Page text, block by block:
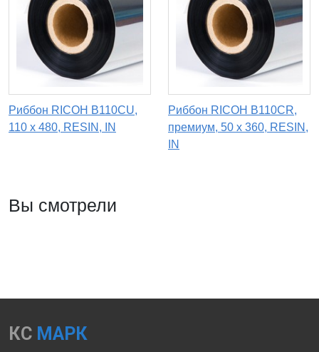
Риббон RICOH B110CU,
110 х 480, RESIN, IN
Риббон RICOH B110CR,
премиум, 50 х 360, RESIN,
IN
Вы смотрели
КС МАРК